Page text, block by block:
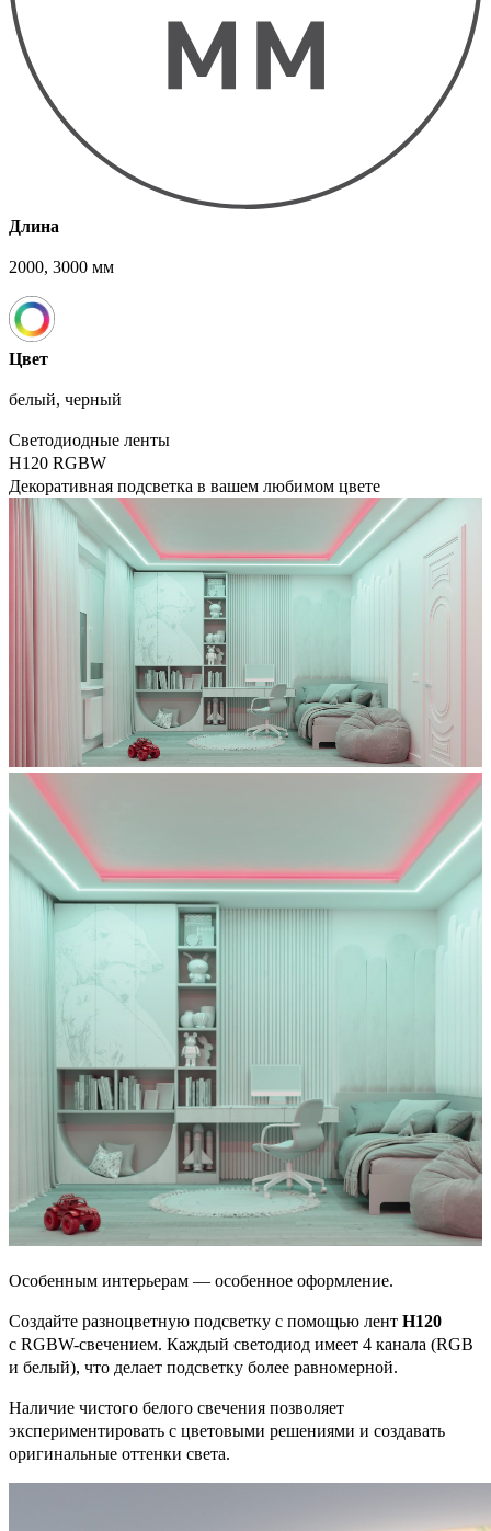
Длина
2000, 3000 мм
Цвет
белый, черный
Светодиодные ленты
H120 RGBW
Декоративная подсветка в вашем любимом цвете
Особенным интерьерам — особенное оформление.
Создайте разноцветную подсветку с помощью лент H120
с RGBW-свечением. Каждый светодиод имеет 4 канала (RGB
и белый), что делает подсветку более равномерной.
Наличие чистого белого свечения позволяет
экспериментировать с цветовыми решениями и создавать
оригинальные оттенки света.